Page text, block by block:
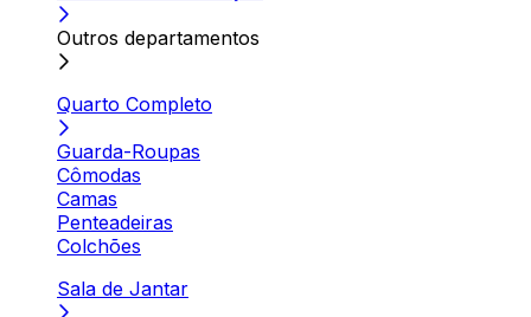
Outros departamentos
Quarto Completo
Guarda-Roupas
Cômodas
Camas
Penteadeiras
Colchões
Sala de Jantar